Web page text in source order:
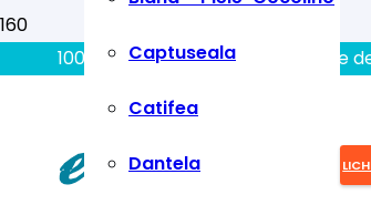
100% aici gasiti tot ce aveti nevoie
Captuseala
Catifea
Dantela
Tesaturi